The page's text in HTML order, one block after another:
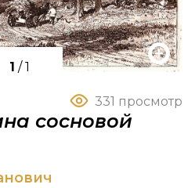
1 /1
331 просмотр
сосновой